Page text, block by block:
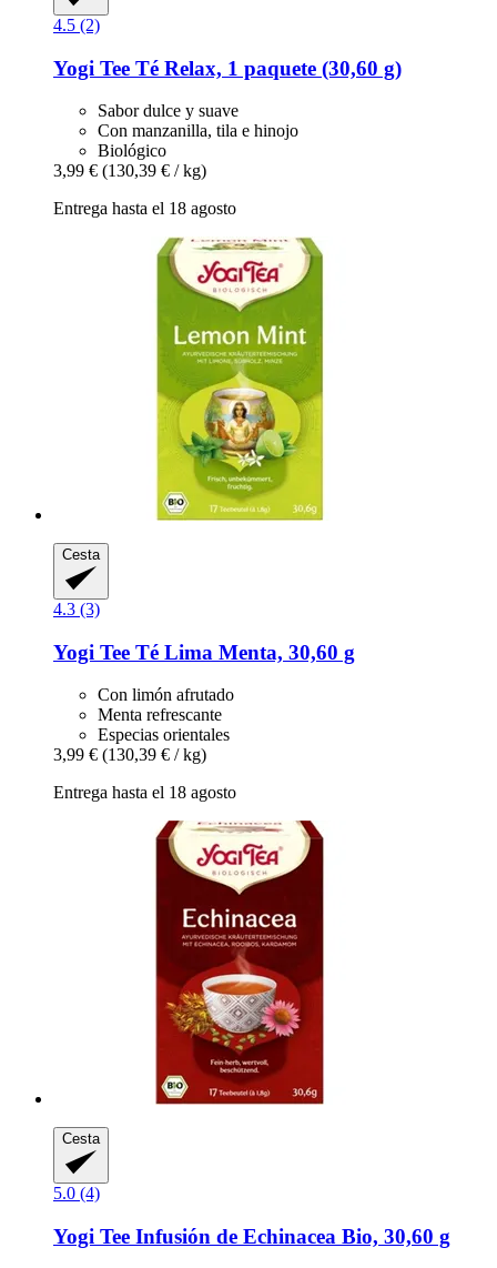
4.5 (2)
Yogi Tee Té Relax, 1 paquete (30,60 g)
Sabor dulce y suave
Con manzanilla, tila e hinojo
Biológico
3,99 € (130,39 € / kg)
Entrega hasta el 18 agosto
Cesta
4.3 (3)
Yogi Tee Té Lima Menta, 30,60 g
Con limón afrutado
Menta refrescante
Especias orientales
3,99 € (130,39 € / kg)
Entrega hasta el 18 agosto
Cesta
5.0 (4)
Yogi Tee Infusión de Echinacea Bio, 30,60 g